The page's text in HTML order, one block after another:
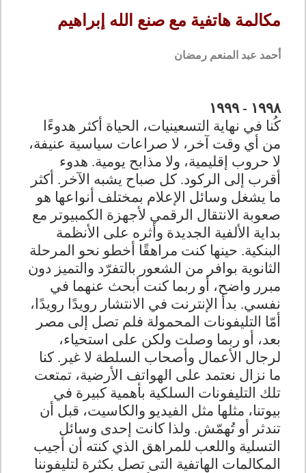
مكالمة هاتفية مع صنع الله إبراهيم
أحمد عبد المنعم رمضان
١٩٩٨ -١٩٩٩
كُنا في نهاية التسعينيات، الحياة أكثر هدوءًا
من أي وقت آخر، لا صراعات سياسية عنيفة،
لا حروب إقليمية، ولا مذابح يومية. هدوء
أقرب إلى الركود. كل صباح يشبه الآخر. أكثر
ما يشغل وسائل الإعلام بمختلف أنواعها هو
صعوبة الانتقال الرقمي لأجهزة الكمبيوتر مع
بداية الألفية الجديدة وأثره على الأنظمة
البنكية. حينها كنت مراهقًا أخطو نحو المرحلة
الثانوية بوافر من الشعور بالتفرّد والتميز دون
مبرر واضح، أو ربما كنت أبحث عنهما في
نفسي. بدأ الإنترنت في الانتشار رويدًا رويدًا،
أمّا التليفونات المحمولة فلم تصل إلى مصر
بعد، أو ربما وصلت ولكن على استحياء،
لرجال الأعمال وأصحاب السلطة لا غير. كنا
ما نزال نعتمد على الهواتف الأرضية، تمتعت
تلك التليفونات السلكية بأهمية كبيرة في
بيوتنا، مثلها مثل الفيديو والكاسيت، قبل أن
تندثر أو تُهمّش. ولذا كانت إحدى وسائل
التسلية واللعب للمراهق الذي كنته أن أجيب
المكالمات الهاتفية التى تصل بكثرة لتليفوننا